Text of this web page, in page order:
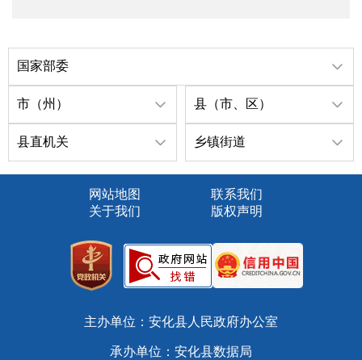
国家部委
市（州） 县（市、区）
县直机关 乡镇街道
网站地图
联系我们
关于我们
版权声明
主办单位：安化县人民政府办公室
承办单位：安化县数据局